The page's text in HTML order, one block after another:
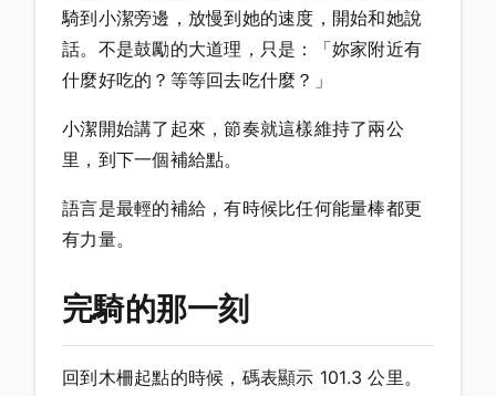
騎到小潔旁邊，放慢到她的速度，開始和她說
話。不是鼓勵的大道理，只是：「妳家附近有
什麼好吃的？等等回去吃什麼？」
小潔開始講了起來，節奏就這樣維持了兩公
里，到下一個補給點。
語言是最輕的補給，有時候比任何能量棒都更
有力量。
完騎的那一刻
回到木柵起點的時候，碼表顯示 101.3 公里。